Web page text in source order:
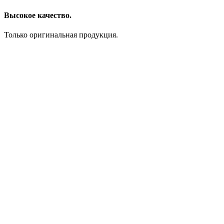
Высокое качество.
Только оригинальная продукция.